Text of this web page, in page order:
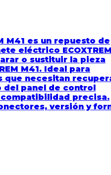
M41 es un repuesto de
eléctrico
o sustituir la pieza
M41. Ideal para
que necesitan
del panel de control
precisa.
versión y